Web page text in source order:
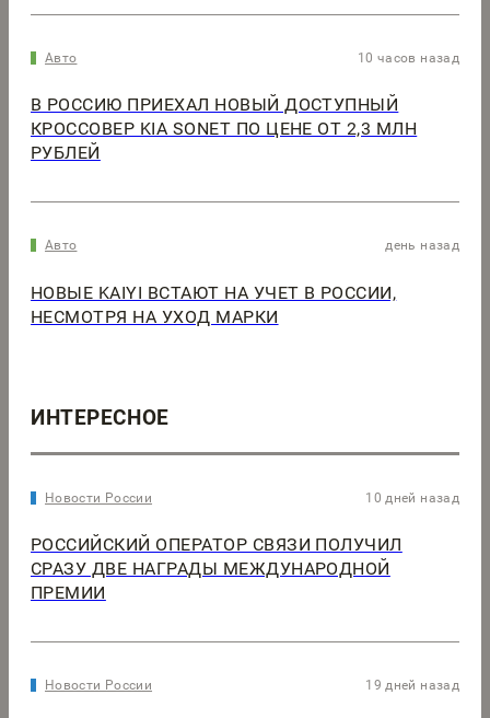
Авто 10 часов назад
В РОССИЮ ПРИЕХАЛ НОВЫЙ ДОСТУПНЫЙ
КРОССОВЕР KIA SONET ПО ЦЕНЕ ОТ 2,3 МЛН
РУБЛЕЙ
Авто день назад
НОВЫЕ KAIYI ВСТАЮТ НА УЧЕТ В РОССИИ,
НЕСМОТРЯ НА УХОД МАРКИ
ИНТЕРЕСНОЕ
Новости России 10 дней назад
РОССИЙСКИЙ ОПЕРАТОР СВЯЗИ ПОЛУЧИЛ
СРАЗУ ДВЕ НАГРАДЫ МЕЖДУНАРОДНОЙ
ПРЕМИИ
Новости России 19 дней назад